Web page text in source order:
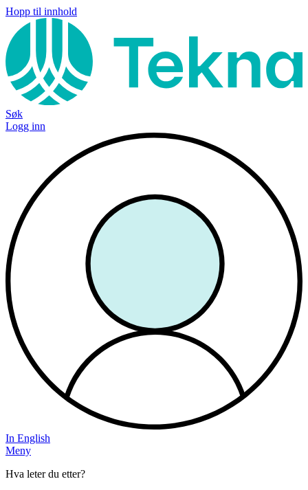
Hopp til innhold
Søk
Logg inn
In English
Meny
Hva leter du etter?